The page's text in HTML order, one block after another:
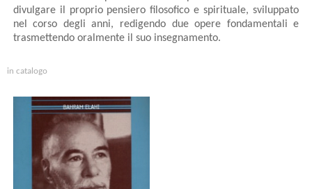
divulgare il proprio pensiero filosofico e spirituale, sviluppato
nel corso degli anni, redigendo due opere fondamentali e
trasmettendo oralmente il suo insegnamento.
in catalogo